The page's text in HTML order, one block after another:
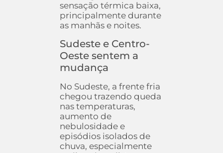
sensação térmica baixa,
principalmente durante
as manhãs e noites.
Sudeste e Centro-
Oeste sentem a
mudança
No Sudeste, a frente fria
chegou trazendo queda
nas temperaturas,
aumento de
nebulosidade e
episódios isolados de
chuva, especialmente